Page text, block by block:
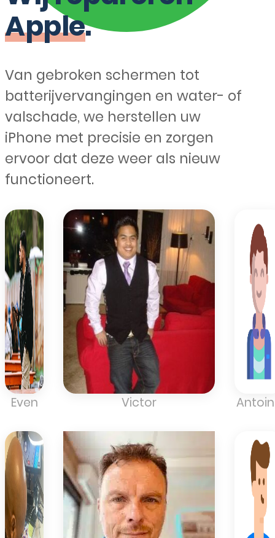
Apple.
Van gebroken schermen tot
batterijvervangingen en water- of
valschade, we herstellen uw
iPhone met precisie en zorgen
ervoor dat deze weer als nieuw
functioneert.
Even Victor